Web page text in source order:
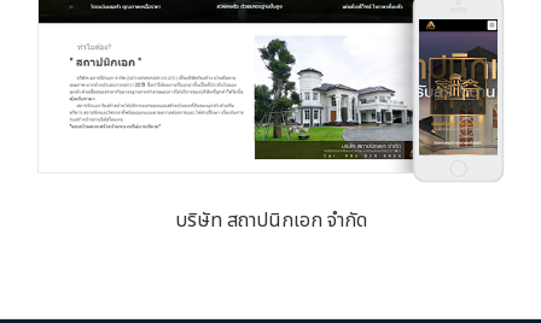
บริษัท สถาปนิกเอก จำกัด